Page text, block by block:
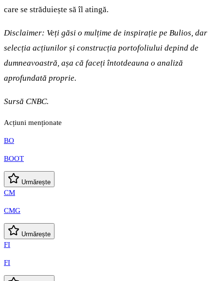
care se străduiește să îl atingă.
Disclaimer: Veți găsi o mulțime de inspirație pe Bulios, dar
selecția acțiunilor și construcția portofoliului depind de
dumneavoastră, așa că faceți întotdeauna o analiză
aprofundată proprie.
Sursă CNBC.
Acțiuni menționate
BO
BOOT
Urmărește
CM
CMG
Urmărește
FI
FI